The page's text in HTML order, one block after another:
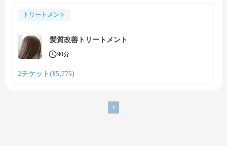
トリートメント
髪質改善トリートメント
90分
2チケット(¥5,775)
1